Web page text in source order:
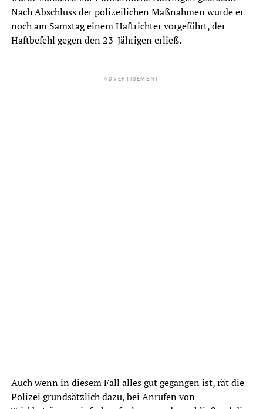
Nach Abschluss der polizeilichen Maßnahmen wurde er
noch am Samstag einem Haftrichter vorgeführt, der
Haftbefehl gegen den 23-Jährigen erließ.
ADVERTISEMENT
Auch wenn in diesem Fall alles gut gegangen ist, rät die
Polizei grundsätzlich dazu, bei Anrufen von